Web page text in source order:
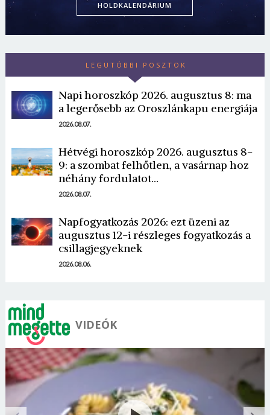
HOLDKALENDÁRIUM
LEGUTÓBBI POSZTOK
Napi horoszkóp 2026. augusztus 8: ma
a legerősebb az Oroszlánkapu energiája
2026.08.07.
Hétvégi horoszkóp 2026. augusztus 8-
9: a szombat felhőtlen, a vasárnap hoz
néhány fordulatot…
2026.08.07.
Napfogyatkozás 2026: ezt üzeni az
augusztus 12-i részleges fogyatkozás a
csillagjegyeknek
2026.08.06.
VIDEÓK
Borsonline bejelentkezés